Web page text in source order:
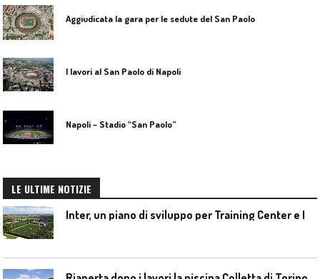
Aggiudicata la gara per le sedute del San Paolo
I lavori al San Paolo di Napoli
Napoli – Stadio “San Paolo”
LE ULTIME NOTIZIE